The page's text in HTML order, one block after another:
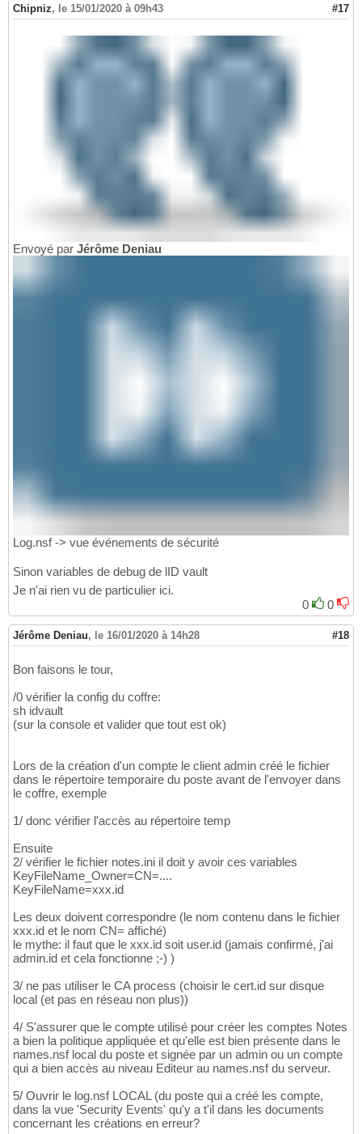
Chipniz, le 15/01/2020 à 09h43 #17
Envoyé par Jérôme Deniau
Log.nsf -> vue événements de sécurité
Sinon variables de debug de lID vault
Je n'ai rien vu de particulier ici.
0
0
Jérôme Deniau, le 16/01/2020 à 14h28 #18
Bon faisons le tour,
/0 vérifier la config du coffre:
sh idvault
(sur la console et valider que tout est ok)
Lors de la création d'un compte le client admin créé le fichier
dans le répertoire temporaire du poste avant de l'envoyer dans
le coffre, exemple
1/ donc vérifier l'accès au répertoire temp
Ensuite
2/ vérifier le fichier notes.ini il doit y avoir ces variables
KeyFileName_Owner=CN=....
KeyFileName=xxx.id
Les deux doivent correspondre (le nom contenu dans le fichier
xxx.id et le nom CN= affiché)
le mythe: il faut que le xxx.id soit user.id (jamais confirmé, j'ai
admin.id et cela fonctionne ;-) )
3/ ne pas utiliser le CA process (choisir le cert.id sur disque
local (et pas en réseau non plus))
4/ S'assurer que le compte utilisé pour créer les comptes Notes
a bien la politique appliquée et qu'elle est bien présente dans le
names.nsf local du poste et signée par un admin ou un compte
qui a bien accès au niveau Editeur au names.nsf du serveur.
5/ Ouvrir le log.nsf LOCAL (du poste qui a créé les compte,
dans la vue 'Security Events' qu'y a t'il dans les documents
concernant les créations en erreur?